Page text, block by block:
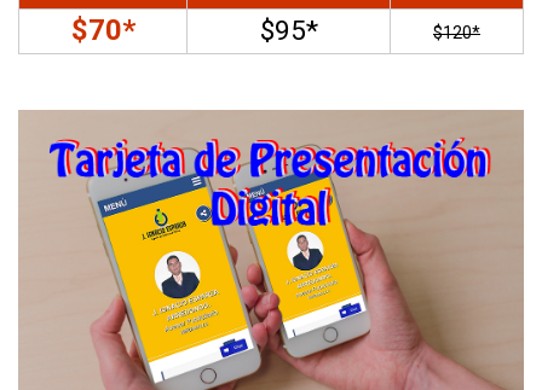
$70* $95* $120*